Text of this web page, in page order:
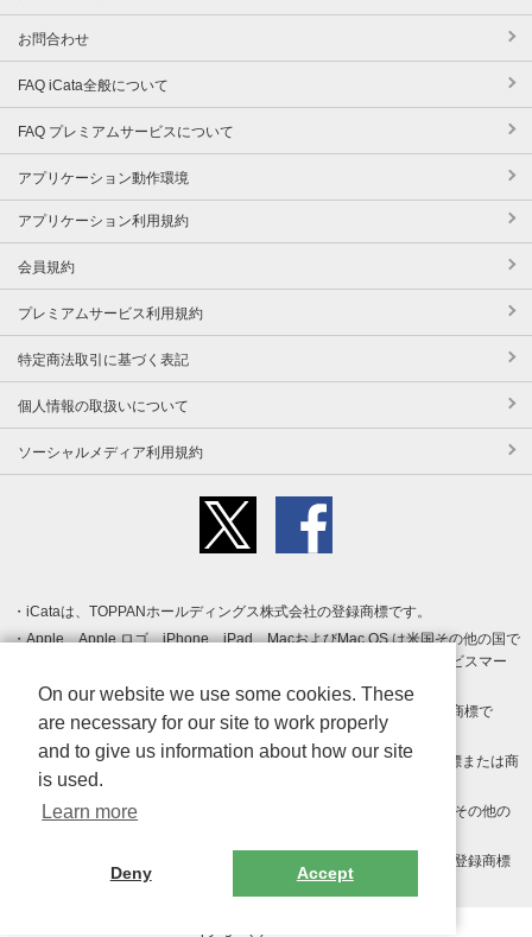
お問合わせ
FAQ iCata全般について
FAQ プレミアムサービスについて
アプリケーション動作環境
アプリケーション利用規約
会員規約
プレミアムサービス利用規約
特定商法取引に基づく表記
個人情報の取扱いについて
ソーシャルメディア利用規約
iCataは、TOPPANホールディングス株式会社の登録商標です。
Apple、Apple ロゴ、iPhone、iPad、MacおよびMac OS は米国その他の国で
登録された Apple Inc. の商標です。App Store は Apple Inc. のサービスマー
クです。
Android、Google Play および Google Play ロゴ は Google LLC の商標で
す。
Windows は Microsoft Inc.の米国およびその他の国における登録商標または商
標です。
Adobe、Adobe Reader、Adobe PDF は、Adobe Inc.の米国およびその他の
その他、記載されている会社名、商品名、ロゴは各社の商標または登録商標
On our website we use some cookies. These
are necessary for our site to work properly
and to give us information about how our site
is used.
Learn more
Deny Accept